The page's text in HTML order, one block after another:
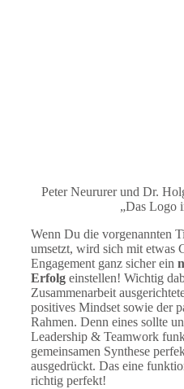
Peter Neururer und Dr.
„Das Logo
Wenn Du die vorgenannten
umsetzt, wird sich mit etwas
Engagement ganz sicher ein
Erfolg einstellen! Wichtig
Zusammenarbeit
positives Mindset sowie der
Rahmen. Denn eines sollte
Leadership & Teamwork
gemeinsamen Synthese
ausgedrückt. Das eine
richtig perfekt!